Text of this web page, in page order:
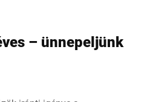
– ünnepeljünk